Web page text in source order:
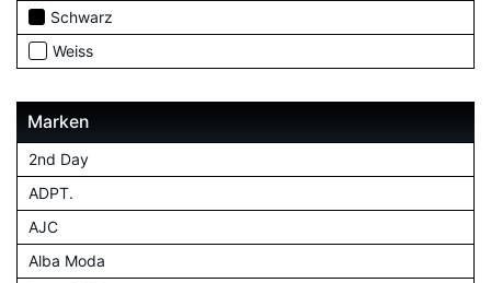
Schwarz
Weiss
Marken
2nd Day
ADPT.
AJC
Alba Moda